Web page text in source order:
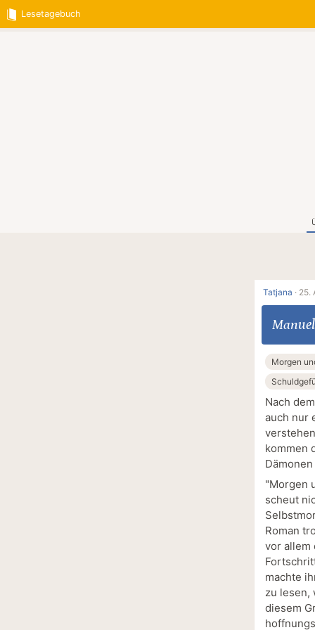
Lesetagebuch
Tatjana · 25.
Morgen
Nach
auch nur
kommen
"Morgen
scheut
Roman
vor allem
machte
zu lesen,
diesem